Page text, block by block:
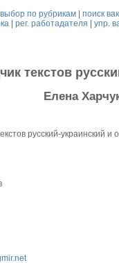
выбор по рубрикам| поиск
|рег. работадателя |упр.
текстов
Елена
русский-украинский и